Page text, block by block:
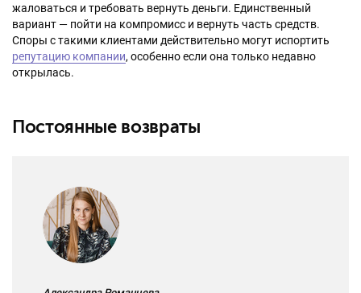
жаловаться и требовать вернуть деньги. Единственный
вариант — пойти на компромисс и вернуть часть средств.
Споры с такими клиентами действительно могут испортить
репутацию компании, особенно если она только недавно
открылась.
Постоянные возвраты